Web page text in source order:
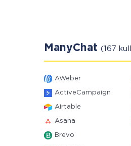
ManyChat (167
AWeber
ActiveCampaign
Airtable
Asana
Brevo